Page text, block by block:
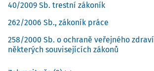
40/2009 Sb. trestní zákoník
262/2006 Sb., zákoník práce
258/2000 Sb. o ochraně veřejného
některých souvisejících zákonů